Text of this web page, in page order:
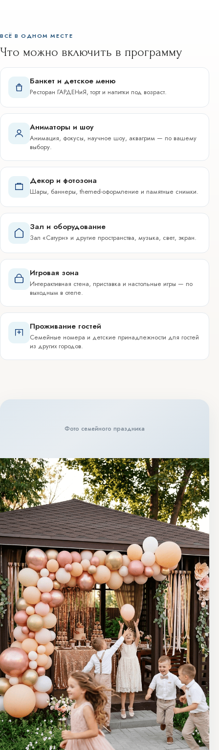
ВСЁ В ОДНОМ МЕСТЕ
Что можно включить в программу
Банкет и детское меню
Ресторан ГАРДЕНиЯ, торт и напитки под возраст.
Аниматоры и шоу
Анимация, фокусы, научное шоу, аквагрим — по вашему
выбору.
Декор и фотозона
Шары, баннеры, themed-оформление и памятные снимки.
Зал и оборудование
Зал «Сатурн» и другие пространства, музыка, свет, экран.
Игровая зона
Интерактивная стена, приставка и настольные игры — по
выходным в отеле.
Проживание гостей
Семейные номера и детские принадлежности для гостей
из других городов.
Фото семейного праздника
Калуга, ул. Салтыкова-Щедрина, 74,